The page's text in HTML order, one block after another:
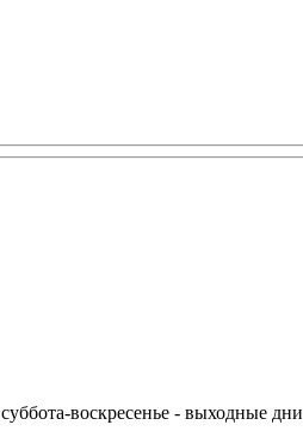
воскресенье - выходные дни